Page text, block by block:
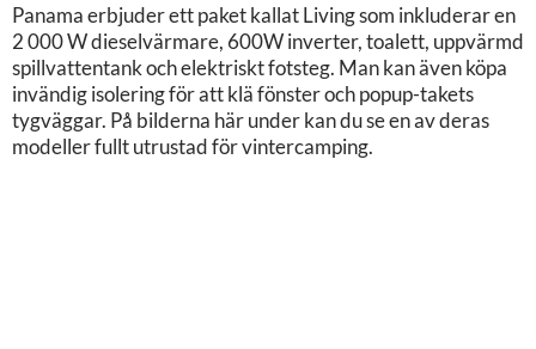
Panama erbjuder ett paket kallat Living som inkluderar en
2 000 W dieselvärmare, 600W inverter, toalett, uppvärmd
spillvattentank och elektriskt fotsteg. Man kan även köpa
invändig isolering för att klä fönster och popup-takets
tygväggar. På bilderna här under kan du se en av deras
modeller fullt utrustad för vintercamping.